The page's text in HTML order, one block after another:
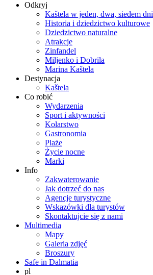
Odkryj
Kaštela w jeden, dwa, siedem dni
Historia i dziedzictwo kulturowe
Dziedzictwo naturalne
Atrakcje
Zinfandel
Miljenko i Dobrila
Marina Kaštela
Destynacja
Kaštela
Co robić
Wydarzenia
Sport i aktywności
Kolarstwo
Gastronomia
Plaże
Życie nocne
Marki
Info
Zakwaterowanie
Jak dotrzeć do nas
Agencje turystyczne
Wskazówki dla turystów
Skontaktujcie się z nami
Multimedia
Mapy
Galeria zdjęć
Broszury
Safe in Dalmatia
pl